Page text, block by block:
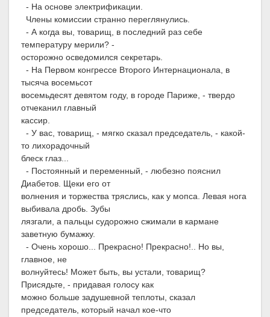
- На основе электрификации.
Члены комиссии странно переглянулись.
- А когда вы, товарищ, в последний раз себе
температуру мерили? -
осторожно осведомился секретарь.
- На Первом конгрессе Второго Интернационала, в
тысяча восемьсот
восемьдесят девятом году, в городе Париже, - твердо
отчеканил главный
кассир.
- У вас, товарищ, - мягко сказал председатель, - какой-
то лихорадочный
блеск глаз...
- Постоянный и переменный, - любезно пояснил
Диабетов. Щеки его от
волнения и торжества тряслись, как у мопса. Левая нога
выбивала дробь. Зубы
лязгали, а пальцы судорожно сжимали в кармане
заветную бумажку.
- Очень хорошо... Прекрасно! Прекрасно!.. Но вы,
главное, не
волнуйтесь! Может быть, вы устали, товарищ?
Присядьте, - придавая голосу как
можно больше задушевной теплоты, сказал
председатель, который начал кое-что